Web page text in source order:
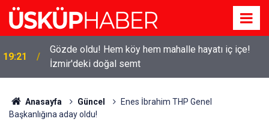
19:21
Gözde oldu! Hem köy hem mahalle hayatı iç içe!
İzmir'deki doğal semt
Anasayfa Güncel
Enes İbrahim THP Genel
Başkanlığına aday oldu!